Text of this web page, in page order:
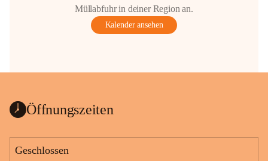
Müllabfuhr in deiner Region an.
Kalender ansehen
Öffnungszeiten
Geschlossen